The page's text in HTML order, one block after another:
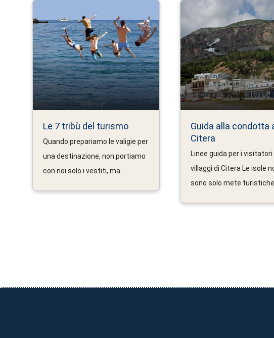
Le 7 tribù del turismo
Quando prepariamo le valigie per
una destinazione, non portiamo
con noi solo i vestiti, ma...
Guida alla condotta
Citera
Linee guida per i visitatori
villaggi di Citera Le isole
sono solo mete